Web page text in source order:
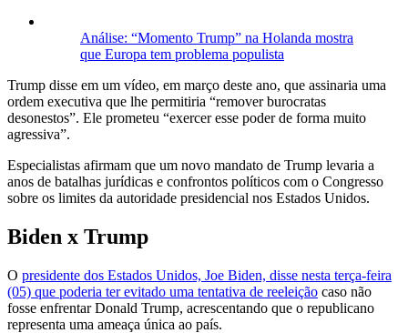
Análise: “Momento Trump” na Holanda mostra
que Europa tem problema populista
Trump disse em um vídeo, em março deste ano, que assinaria uma
ordem executiva que lhe permitiria “remover burocratas
desonestos”. Ele prometeu “exercer esse poder de forma muito
agressiva”.
Especialistas afirmam que um novo mandato de Trump levaria a
anos de batalhas jurídicas e confrontos políticos com o Congresso
sobre os limites da autoridade presidencial nos Estados Unidos.
Biden x Trump
O presidente dos Estados Unidos, Joe Biden, disse nesta terça-feira
(05) que poderia ter evitado uma tentativa de reeleição caso não
fosse enfrentar Donald Trump, acrescentando que o republicano
representa uma ameaça única ao país.